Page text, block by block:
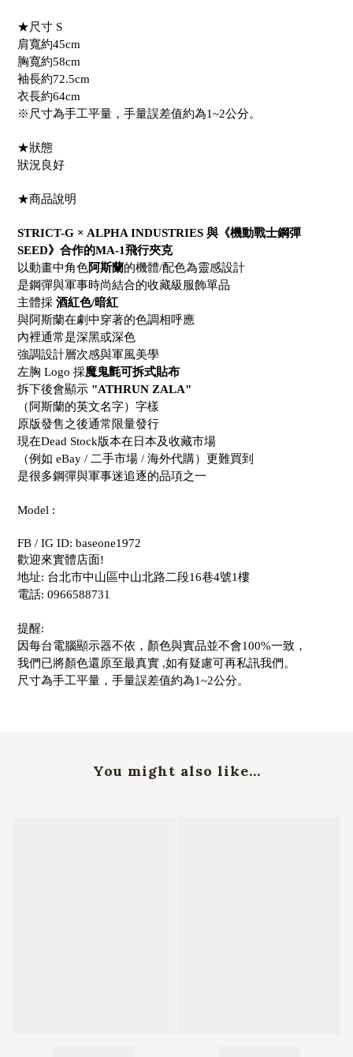
★尺寸 S
肩寬約45cm
胸寬約58cm
袖長約72.5cm
衣長約64cm
※尺寸為手工平量，手量誤差值約為1~2公分。
★狀態
狀況良好
★商品說明
STRICT-G × ALPHA INDUSTRIES 與《機動戰士鋼彈
SEED》合作的MA-1飛行夾克
以動畫中角色阿斯蘭的機體/配色為靈感設計
是鋼彈與軍事時尚結合的收藏級服飾單品
主體採 酒紅色/暗紅
與阿斯蘭在劇中穿著的色調相呼應
內裡通常是深黑或深色
強調設計層次感與軍風美學
左胸 Logo 採魔鬼氈可拆式貼布
拆下後會顯示 "ATHRUN ZALA"
（阿斯蘭的英文名字）字樣
原版發售之後通常限量發行
現在Dead Stock版本在日本及收藏市場
（例如 eBay / 二手市場 / 海外代購）更難買到
是很多鋼彈與軍事迷追逐的品項之一
Model :
FB / IG ID: baseone1972
歡迎來實體店面!
地址: 台北市中山區中山北路二段16巷4號1樓
電話: 0966588731
提醒:
因每台電腦顯示器不依，顏色與實品並不會100%一致，
我們已將顏色還原至最真實 ,如有疑慮可再私訊我們。
尺寸為手工平量，手量誤差值約為1~2公分。
You might also like...